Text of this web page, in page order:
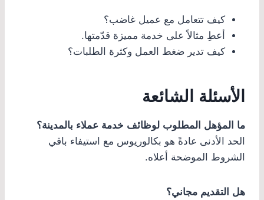
كيف تتعامل مع عميل غاضب؟
أعطِ مثالاً على خدمة مميزة قدّمتها.
كيف تدير ضغط العمل وكثرة الطلبات؟
الأسئلة الشائعة
ما المؤهل المطلوب لوظائف خدمة عملاء بالمدينة؟
الحد الأدنى عادةً هو بكالوريوس مع استيفاء باقي
الشروط الموضحة أعلاه.
هل التقديم مجاني؟